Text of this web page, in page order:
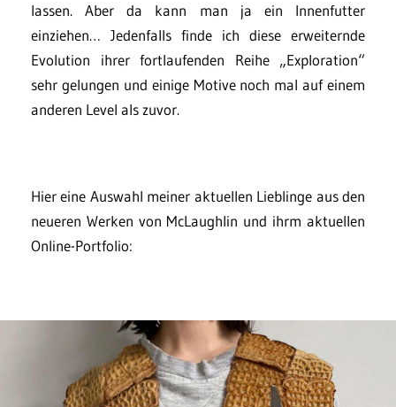
lassen. Aber da kann man ja ein Innenfutter
einziehen… Jedenfalls finde ich diese erweiternde
Evolution ihrer fortlaufenden Reihe „Exploration“
sehr gelungen und einige Motive noch mal auf einem
anderen Level als zuvor.
Hier eine Auswahl meiner aktuellen Lieblinge aus den
neueren Werken von McLaughlin und ihrm aktuellen
Online-Portfolio: